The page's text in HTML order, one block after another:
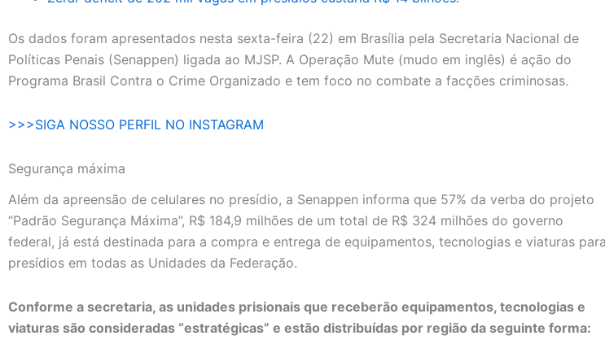
Os dados foram apresentados nesta sexta-feira (22) em Brasília pela Secretaria Nacional de
Políticas Penais (Senappen) ligada ao MJSP. A Operação Mute (mudo em inglês) é ação do
Programa Brasil Contra o Crime Organizado e tem foco no combate a facções criminosas.
>>>SIGA NOSSO PERFIL NO INSTAGRAM
Segurança máxima
Além da apreensão de celulares no presídio, a Senappen informa que 57% da verba do projeto
“Padrão Segurança Máxima”, R$ 184,9 milhões de um total de R$ 324 milhões do governo
federal, já está destinada para a compra e entrega de equipamentos, tecnologias e viaturas para
presídios em todas as Unidades da Federação.
Conforme a secretaria, as unidades prisionais que receberão equipamentos, tecnologias e
viaturas são consideradas “estratégicas” e estão distribuídas por região da seguinte forma: